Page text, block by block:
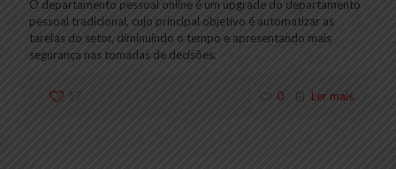
O departamento pessoal online é um upgrade do departamento
pessoal tradicional, cujo principal objetivo é automatizar as
tarefas do setor, diminuindo o tempo e apresentando mais
segurança nas tomadas de decisões.
17 0 Ler mais